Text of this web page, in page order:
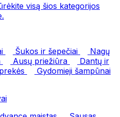
visą šios kategorijos
Šukos ir šepečiai
Nagų
Ausų priežiūra
Dantų ir
Gydomieji šampūnai